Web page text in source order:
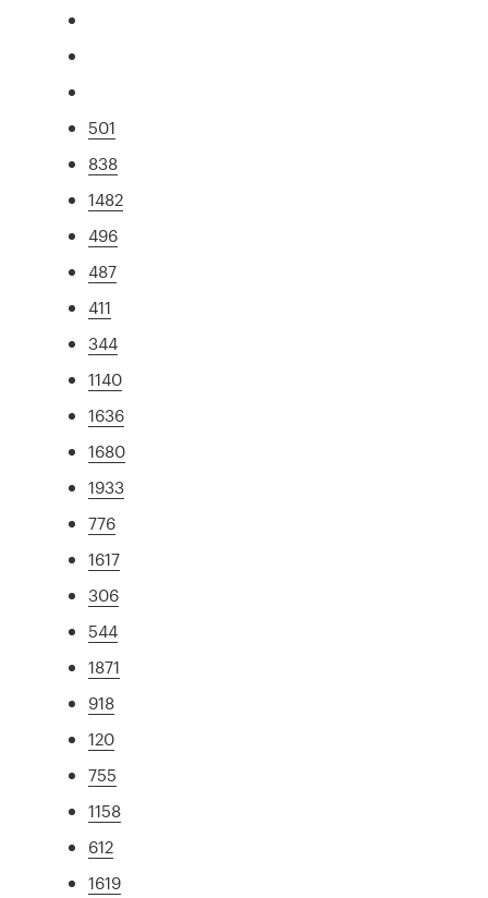
501
838
1482
496
487
411
344
1140
1636
1680
1933
776
1617
306
544
1871
918
120
755
1158
612
1619